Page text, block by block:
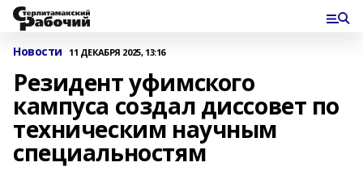
Новости 11 ДЕКАБРЯ 2025, 13:16
Резидент уфимского
кампуса создал диссовет по
техническим научным
специальностям